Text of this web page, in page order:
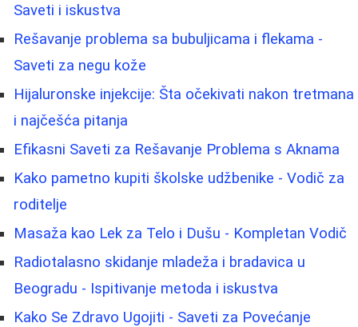
Saveti i iskustva
Rešavanje problema sa bubuljicama i flekama -
Saveti za negu kože
Hijaluronske injekcije: Šta očekivati nakon tretmana
i najčešća pitanja
Efikasni Saveti za Rešavanje Problema s Aknama
Kako pametno kupiti školske udžbenike - Vodič za
roditelje
Masaža kao Lek za Telo i Dušu - Kompletan Vodič
Radiotalasno skidanje mladeža i bradavica u
Beogradu - Ispitivanje metoda i iskustva
Kako Se Zdravo Ugojiti - Saveti za Povećanje